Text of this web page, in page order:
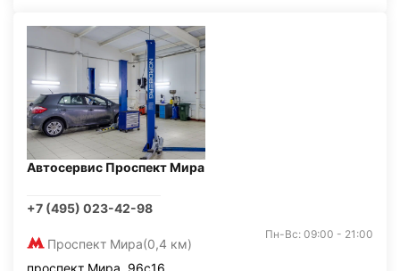
Автосервис Проспект Мира
+7 (495) 023-42-98
Проспект Мира(0,4 км)
Пн-Вс: 09:00 - 21:00
проспект Мира, 96с16